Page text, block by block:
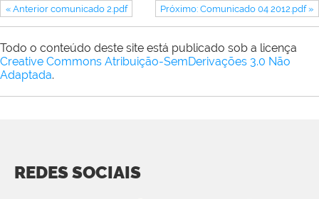
« Anterior comunicado 2.pdf Próximo: Comunicado 04 2012.pdf »
Todo o conteúdo deste site está publicado sob a licença
Creative Commons Atribuição-SemDerivações 3.0 Não
Adaptada.
REDES SOCIAIS